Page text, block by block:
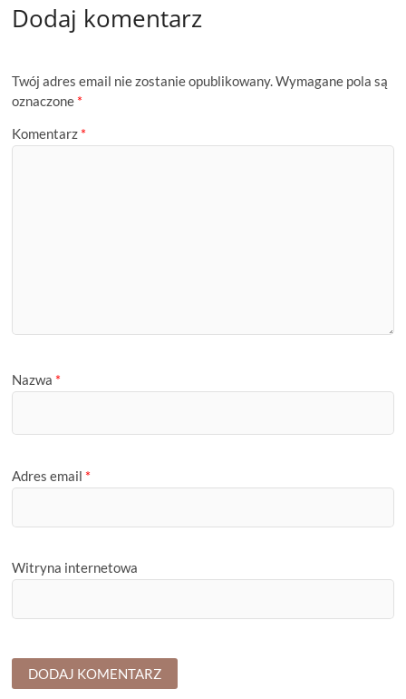
Dodaj komentarz
Twój adres email nie zostanie opublikowany.Wymagane pola są
oznaczone *
Komentarz *
Nazwa *
Adres email *
Witryna internetowa